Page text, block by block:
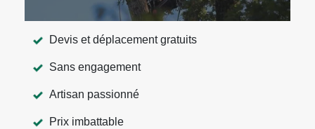
Devis et déplacement gratuits
Sans engagement
Artisan passionné
Prix imbattable